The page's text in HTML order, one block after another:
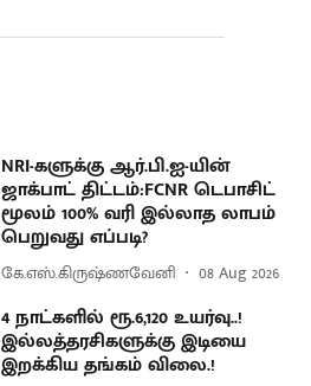
NRI-களுக்கு ஆர்.பி.ஐ-யின்
ஜாக்பாட் திட்டம்:FCNR டெபாசிட்
மூலம் 100% வரி இல்லாத லாபம்
பெறுவது எப்படி?
கே.எஸ்.கிருஷ்ணவேனி 08 Aug 2026
4 நாட்களில் ரூ.6,120 உயர்வு..!
இல்லத்தரசிகளுக்கு இடியை
இறக்கிய தங்கம் விலை.!